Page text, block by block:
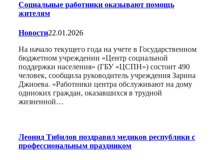
Социальные работники оказывают помощь
жителям
Новости22.01.2026
На начало текущего года на учете в Государственном
бюджетном учреждении «Центр социальной
поддержки населения» (ГБУ «ЦСПН») состоит 490
человек, сообщила руководитель учреждения Зарина
Джиоева. «Работники центра обслуживают на дому
одиноких граждан, оказавшихся в трудной
жизненной…
Леонид Тибилов поздравил медиков республики с
профессиональным праздником